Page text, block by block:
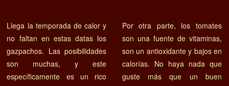
Llega la temporada de calor y
no faltan en estas datas los
gazpachos. Las posibilidades
son muchas, y este
específicamente es un rico
Por otra parte, los tomates
son una fuente de vitaminas,
son un antioxidante y bajos en
calorías. No haya nada que
guste más que un buen